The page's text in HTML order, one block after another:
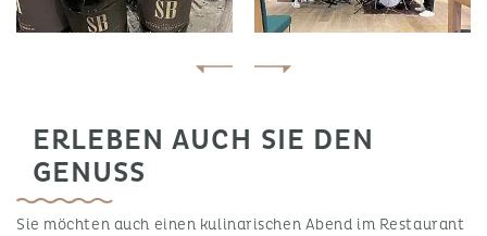
ERLEBEN AUCH SIE DEN
GENUSS
Sie möchten auch einen kulinarischen Abend im Restaurant